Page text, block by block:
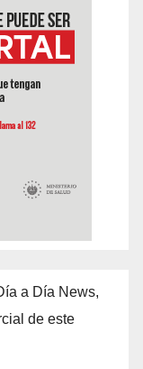
a Día News,
de este